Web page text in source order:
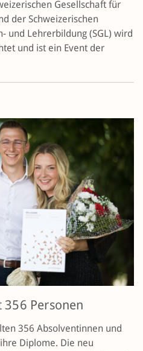
Gesellschaft für
der Schweizerischen
und Lehrerbildung (SGL) wird
und ist ein Event der
356 Personen
356 Absolventinnen und
Diplome. Die neu